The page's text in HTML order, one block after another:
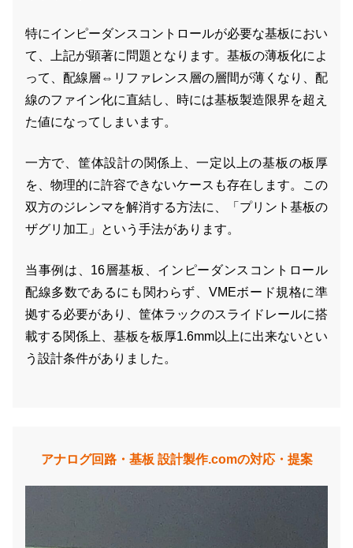
特にインピーダンスコントロールが必要な基板におい
て、上記が顕著に問題となります。基板の薄板化によ
って、配線層⇔リファレンス層の層間が薄くなり、配
線のファイン化に直結し、時には基板製造限界を超え
た値になってしまいます。
一方で、筐体設計の関係上、一定以上の基板の板厚
を、物理的に許容できないケースも存在します。この
双方のジレンマを解消する方法に、「プリント基板の
ザグリ加工」という手法があります。
当事例は、16層基板、インピーダンスコントロール
配線多数であるにも関わらず、VMEボード規格に準
拠する必要があり、筐体ラックのスライドレールに搭
載する関係上、基板を板厚1.6mm以上に出来ないとい
う設計条件がありました。
アナログ回路・基板 設計製作.comの対応・提案